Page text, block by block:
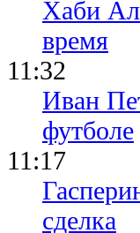
Хаби
время
11:32
Иван
футболе
11:17
сделка